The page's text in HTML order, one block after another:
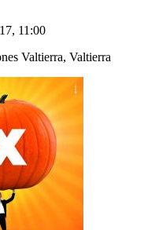
11:00
Valtierra, Valtierra